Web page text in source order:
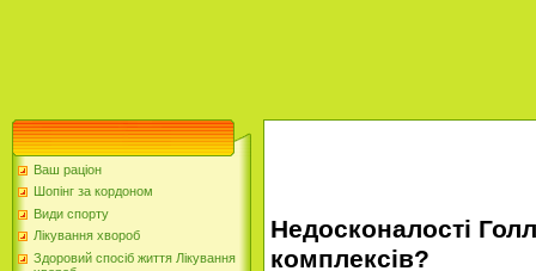
Ваш раціон
Шопінг за кордоном
Види спорту
Лікування хвороб
Здоровий спосіб життя Лікування
Недосконалості
комплексів?